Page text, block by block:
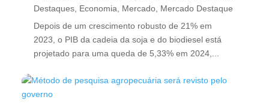
Destaques Economia Mercado Mercado Destaque
Depois de um crescimento robusto de 21% em
2023, o PIB da cadeia da soja e do biodiesel está
projetado para uma queda de 5,33% em 2024,...